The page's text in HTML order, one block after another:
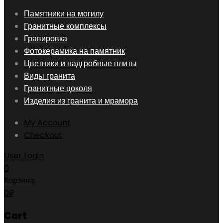
Skip
content
Памятники на могилу
Гранитные комплексы
Гравировка
Фотокерамика на памятник
Цветники и надгробные плиты
Виды гранита
Гранитные цоколя
Изделия из гранита и мрамора
My Account
Checkout
User Login
0
Корзина
0₽
Cart